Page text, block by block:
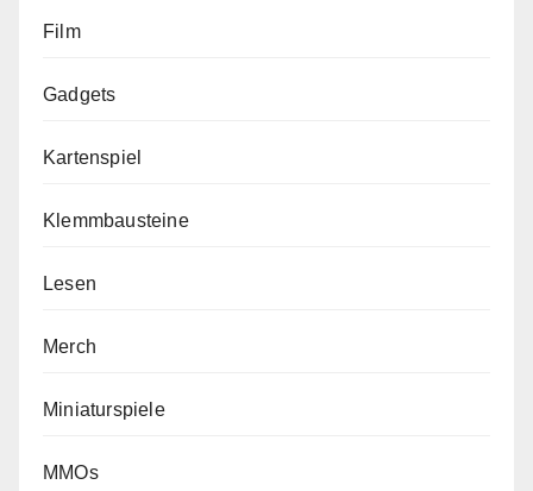
Film
Gadgets
Kartenspiel
Klemmbausteine
Lesen
Merch
Miniaturspiele
MMOs